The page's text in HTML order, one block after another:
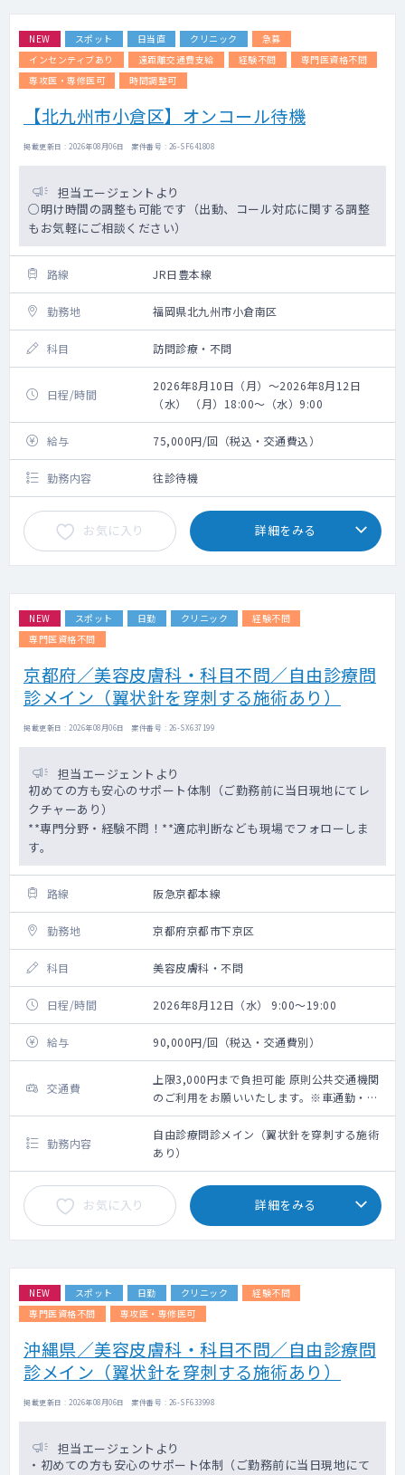
NEW スポット 日当直 クリニック
急募
インセンティブあり
遠距離交通費支給 経験不問
専門医資格不問
専攻医・専修医可
時間調整可
【北九州市小倉区】オンコール待機
掲載更新日 : 2026年08月06日 案件番号 : 26-SF641808
担当エージェントより
○明け時間の調整も可能です（出動、コール対応に関する調整
もお気軽にご相談ください）
路線 JR日豊本線
勤務地 福岡県北九州市小倉南区
科目 訪問診療・不問
日程/時間
2026年8月10日（月）～2026年8月12日
（水） （月）18:00～（水）9:00
給与 75,000円/回（税込・交通費込）
勤務内容 往診待機
お気に入り 詳細をみる
NEW スポット 日勤 クリニック
経験不問
専門医資格不問
京都府／美容皮膚科・科目不問／自由診療問
診メイン（翼状針を穿刺する施術あり）
掲載更新日 : 2026年08月06日 案件番号 : 26-SX637199
担当エージェントより
初めての方も安心のサポート体制（ご勤務前に当日現地にてレ
クチャーあり）
**専門分野・経験不問！**適応判断なども現場でフォローしま
す。
路線 阪急京都本線
勤務地 京都府京都市下京区
科目 美容皮膚科・不問
日程/時間 2026年8月12日（水） 9:00～19:00
給与 90,000円/回（税込・交通費別）
交通費
上限3,000円まで負担可能 原則公共交通機関
のご利用をお願いいたします。※車通勤・タ
クシー利用要相談
勤務内容
自由診療問診メイン（翼状針を穿刺する施術
あり）
お気に入り 詳細をみる
NEW スポット 日勤 クリニック
経験不問
専門医資格不問
専攻医・専修医可
沖縄県／美容皮膚科・科目不問／自由診療問
診メイン（翼状針を穿刺する施術あり）
掲載更新日 : 2026年08月06日 案件番号 : 26-SF633998
担当エージェントより
・初めての方も安心のサポート体制（ご勤務前に当日現地にて